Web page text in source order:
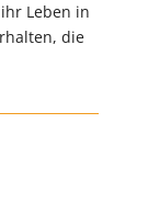
Leben in
die